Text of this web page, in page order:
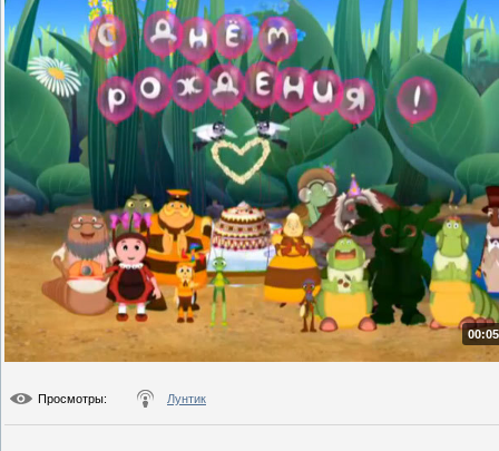
Просмотры: Лунтик